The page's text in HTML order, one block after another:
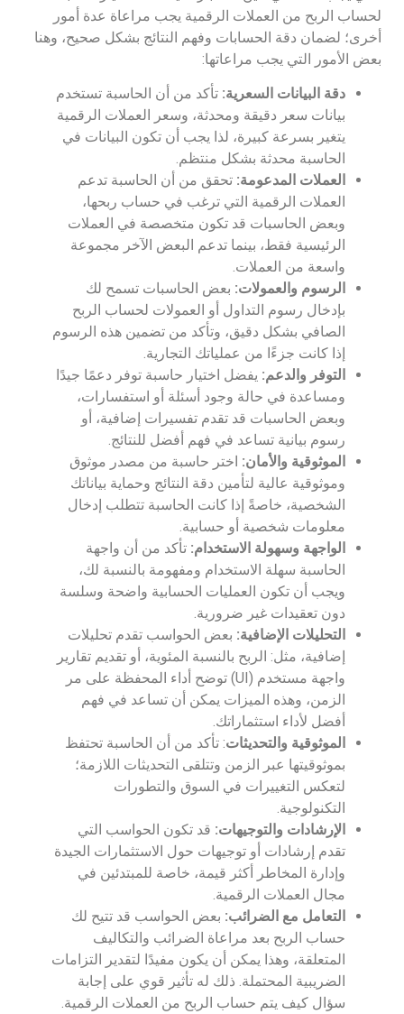
لحساب الربح من العملات الرقمية يجب مراعاة عدة أمور
أخرى؛ لضمان دقة الحسابات وفهم النتائج بشكل صحيح، وهنا
بعض الأمور التي يجب مراعاتها:
دقة البيانات السعرية: تأكد من أن الحاسبة تستخدم
بيانات سعر دقيقة ومحدثة، وسعر العملات الرقمية
يتغير بسرعة كبيرة، لذا يجب أن تكون البيانات في
الحاسبة محدثة بشكل منتظم.
العملات المدعومة: تحقق من أن الحاسبة تدعم
العملات الرقمية التي ترغب في حساب ربحها،
وبعض الحاسبات قد تكون متخصصة في العملات
الرئيسية فقط، بينما تدعم البعض الآخر مجموعة
واسعة من العملات.
الرسوم والعمولات: بعض الحاسبات تسمح لك
بإدخال رسوم التداول أو العمولات لحساب الربح
الصافي بشكل دقيق، وتأكد من تضمين هذه الرسوم
إذا كانت جزءًا من عملياتك التجارية.
التوفر والدعم: يفضل اختيار حاسبة توفر دعمًا جيدًا
ومساعدة في حالة وجود أسئلة أو استفسارات،
وبعض الحاسبات قد تقدم تفسيرات إضافية، أو
رسوم بيانية تساعد في فهم أفضل للنتائج.
الموثوقية والأمان: اختر حاسبة من مصدر موثوق
وموثوقية عالية لتأمين دقة النتائج وحماية بياناتك
الشخصية، خاصةً إذا كانت الحاسبة تتطلب إدخال
معلومات شخصية أو حسابية.
الواجهة وسهولة الاستخدام: تأكد من أن واجهة
الحاسبة سهلة الاستخدام ومفهومة بالنسبة لك،
ويجب أن تكون العمليات الحسابية واضحة وسلسة
دون تعقيدات غير ضرورية.
التحليلات الإضافية: بعض الحواسب تقدم تحليلات
إضافية، مثل: الربح بالنسبة المئوية، أو تقديم تقارير
واجهة مستخدم (UI) توضح أداء المحفظة على مر
الزمن، وهذه الميزات يمكن أن تساعد في فهم
أفضل لأداء استثماراتك.
الموثوقية والتحديثات: تأكد من أن الحاسبة تحتفظ
بموثوقيتها عبر الزمن وتتلقى التحديثات اللازمة؛
لتعكس التغييرات في السوق والتطورات
التكنولوجية.
الإرشادات والتوجيهات: قد تكون الحواسب التي
تقدم إرشادات أو توجيهات حول الاستثمارات الجيدة
وإدارة المخاطر أكثر قيمة، خاصة للمبتدئين في
مجال العملات الرقمية.
التعامل مع الضرائب: بعض الحواسب قد تتيح لك
حساب الربح بعد مراعاة الضرائب والتكاليف
المتعلقة، وهذا يمكن أن يكون مفيدًا لتقدير التزامات
الضريبية المحتملة. ذلك له تأثير قوي على إجابة
سؤال كيف يتم حساب الربح من العملات الرقمية.